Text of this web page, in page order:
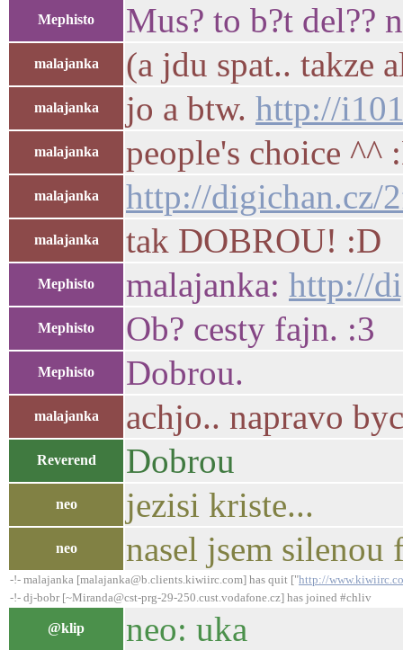
Mephisto Mus? to b?t del??
malajanka (a jdu spat.. takze
malajanka jo a btw. http://
malajanka people's choice ^^
malajanka http://digichan.cz/
malajanka tak DOBROU! :D
Mephisto malajanka: http://
Mephisto Ob? cesty fajn. :3
Mephisto Dobrou.
malajanka achjo.. napravo
Reverend Dobrou
neo jezisi kriste...
neo nasel jsem silenou
-!- malajanka [malajanka@b.clients.kiwiirc.com] has quit ["http://
-!- dj-bobr [~Miranda@cst-prg-29-250.cust.vodafone.cz] has joined #chliv
@klip neo: uka